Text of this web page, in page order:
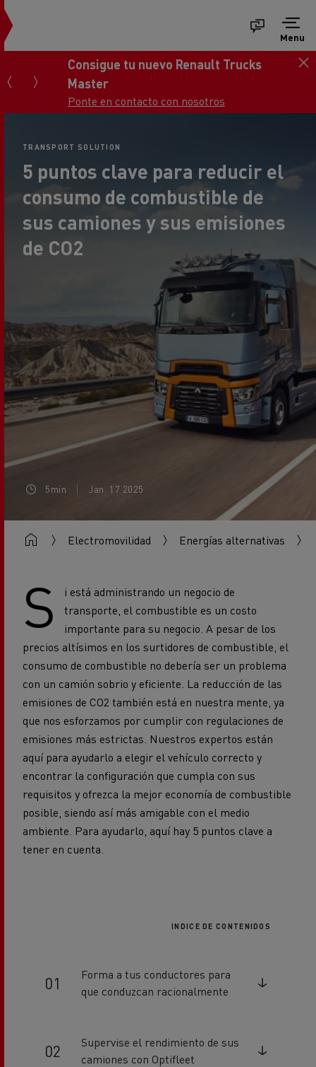
Menu
Consigue tu nuevo Renault Trucks
Master
Ponte en contacto con nosotros
TRANSPORT SOLUTION
5 puntos clave para reducir el
consumo de combustible de
sus camiones y sus emisiones
de CO2
5min Jan. 17 2025
Electromovilidad Energías alternativas
S
i está administrando un negocio de
transporte, el combustible es un costo
importante para su negocio. A pesar de los
precios altísimos en los surtidores de combustible, el
consumo de combustible no debería ser un problema
con un camión sobrio y eficiente. La reducción de las
emisiones de CO2 también está en nuestra mente, ya
que nos esforzamos por cumplir con regulaciones de
emisiones más estrictas. Nuestros expertos están
aquí para ayudarlo a elegir el vehículo correcto y
encontrar la configuración que cumpla con sus
requisitos y ofrezca la mejor economía de combustible
posible, siendo así más amigable con el medio
ambiente. Para ayudarlo, aquí hay 5 puntos clave a
tener en cuenta.
INDICE DE CONTENIDOS
Forma a tus conductores para
que conduzcan racionalmente
Supervise el rendimiento de sus
camiones con Optifleet